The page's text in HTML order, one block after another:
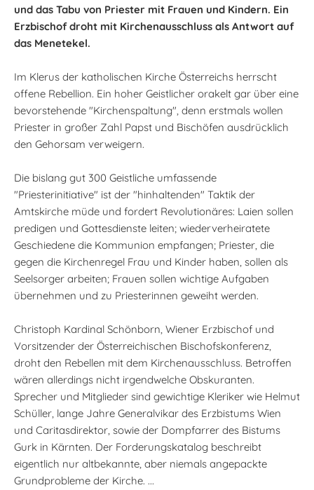
und das Tabu von Priester mit Frauen und Kindern. Ein
Erzbischof droht mit Kirchenausschluss als Antwort auf
das Menetekel.
Im Klerus der katholischen Kirche Österreichs herrscht
offene Rebellion. Ein hoher Geistlicher orakelt gar über eine
bevorstehende "Kirchenspaltung", denn erstmals wollen
Priester in großer Zahl Papst und Bischöfen ausdrücklich
den Gehorsam verweigern.
Die bislang gut 300 Geistliche umfassende
"Priesterinitiative" ist der "hinhaltenden" Taktik der
Amtskirche müde und fordert Revolutionäres: Laien sollen
predigen und Gottesdienste leiten; wiederverheiratete
Geschiedene die Kommunion empfangen; Priester, die
gegen die Kirchenregel Frau und Kinder haben, sollen als
Seelsorger arbeiten; Frauen sollen wichtige Aufgaben
übernehmen und zu Priesterinnen geweiht werden.
Christoph Kardinal Schönborn, Wiener Erzbischof und
Vorsitzender der Österreichischen Bischofskonferenz,
droht den Rebellen mit dem Kirchenausschluss. Betroffen
wären allerdings nicht irgendwelche Obskuranten.
Sprecher und Mitglieder sind gewichtige Kleriker wie Helmut
Schüller, lange Jahre Generalvikar des Erzbistums Wien
und Caritasdirektor, sowie der Dompfarrer des Bistums
Gurk in Kärnten. Der Forderungskatalog beschreibt
eigentlich nur altbekannte, aber niemals angepackte
Grundprobleme der Kirche. ...